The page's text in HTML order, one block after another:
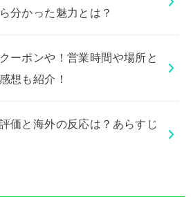
分かった魅力とは？
ーポンや！営業時間や場所と
想も紹介！
価と海外の反応は？あらすじ